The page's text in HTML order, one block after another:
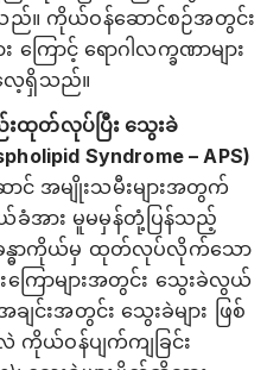
။ ကိုယ်ဝန်ဆောင်စဉ်အတွင်း
ကြောင့် ရောဂါလက္ခဏာများ
ရှိသည်။
းထုတ်လုပ်ပြီး သွေးခဲ
Syndrome – APS)
အမျိုးသမီးများအတွက်
ခံအား မူမမှန်တုံ့ပြန်သည့်
ခန္ဓာကိုယ်မှ ထုတ်လုပ်လိုက်သော
းကြောများအတွင်း သွေးခဲလွယ်
ျင်းအတွင်း သွေးခဲများ ဖြစ်
ကိုယ်ဝန်ပျက်ကျခြင်း